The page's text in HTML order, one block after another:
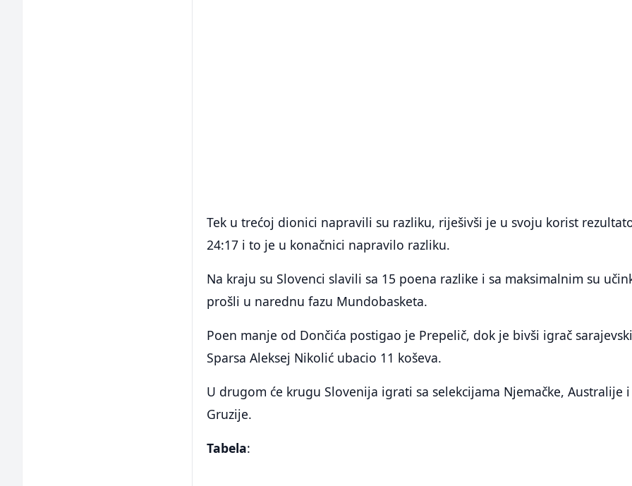
Tek u trećoj dionici napravili su razliku, riješivši je u svoju korist
24:17 i to je u konačnici napravilo razliku.
Na kraju su Slovenci slavili sa 15 poena razlike i sa maksimalnim su
prošli u narednu fazu Mundobasketa.
Poen manje od Dončića postigao je Prepelič, dok je bivši igrač
Sparsa Aleksej Nikolić ubacio 11 koševa.
U drugom će krugu Slovenija igrati sa selekcijama Njemačke, Australije i
Gruzije.
Tabela: